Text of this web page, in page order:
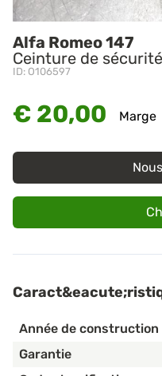
Alfa Romeo 147
Ceinture de
ID: O106597
€ 20,00 Marge
Année de construction
Garantie